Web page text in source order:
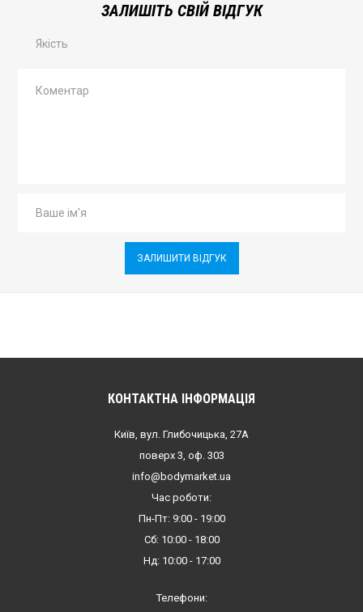
ЗАЛИШІТЬ СВІЙ ВІДГУК
Якість
ЗАЛИШИТИ ВІДГУК
КОНТАКТНА ІНФОРМАЦІЯ
Київ, вул. Глибочицька, 27А
поверх 3, оф. 303
info@bodymarket.ua
Час роботи:
Пн-Пт: 9:00 - 19:00
Сб: 10:00 - 18:00
Нд: 10:00 - 17:00
Телефони: